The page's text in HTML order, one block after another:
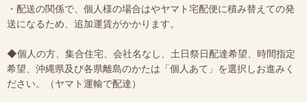
・配送の関係で、個人様の場合はやヤマト宅配便に積み替えての発
送になるため、追加運賃がかかります。
◆個人の方、集合住宅、会社名なし、土日祭日配達希望、時間指定
希望、沖縄県及び各県離島のかたは「個人あて」を選択しお進みく
ださい。（ヤマト運輸で配達）